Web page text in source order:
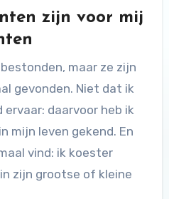
zijn voor mij
maar ze zijn
gevonden. Niet dat ik
daarvoor heb ik
mijn leven gekend. En
vind: ik koester
zijn grootse of kleine